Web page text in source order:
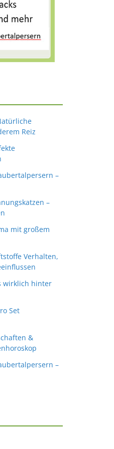
Reiz
–
–
mit großem
Verhalten,
wirklich hinter
Set
&
–